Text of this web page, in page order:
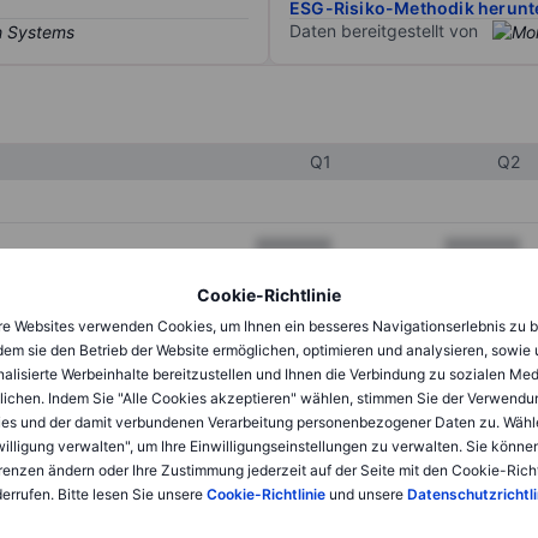
Cookie-Richtlinie
Websites verwenden Cookies, um Ihnen ein besseres Navigationserlebnis zu
sie den Betrieb der Website ermöglichen, optimieren und analysieren, sowie
Werbeinhalte bereitzustellen und Ihnen die Verbindung zu sozialen
Indem Sie "Alle Cookies akzeptieren" wählen, stimmen Sie der
und der damit verbundenen Verarbeitung personenbezogener Daten zu.
verwalten", um Ihre Einwilligungseinstellungen zu verwalten. Sie
ändern oder Ihre Zustimmung jederzeit auf der Seite mit den Cookie-
Bitte lesen Sie unsere Cookie-Richtlinieund unsere
ESG-Risiko-Methodik
Daten bereitgestellt von
Q1 Q2
XXXXXXX XXXXXXX
XXXXXXX
XXXXXXX XXXXXXX
XXXXXXX XXXXXXX
XXXXXXX XXXXXXX